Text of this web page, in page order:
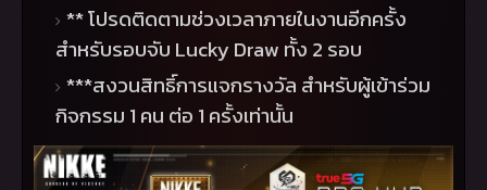
**โปรดติดตามช่วงเวลาภายในงานอีกครั้ง
สำหรับรอบจับ Lucky Draw ทั้ง 2 รอบ
***สงวนสิทธิ์การแจกรางวัล สำหรับผู้เข้าร่วม
กิจกรรม 1 คน ต่อ 1 ครั้งเท่านั้น